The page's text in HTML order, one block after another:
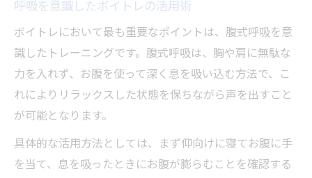
呼吸を意識したボイトレの活用術
ボイトレにおいて最も重要なポイントは、腹式呼吸を意
識したトレーニングです。腹式呼吸は、胸や肩に無駄な
力を入れず、お腹を使って深く息を吸い込む方法で、こ
れによりリラックスした状態を保ちながら声を出すこと
が可能となります。
具体的な活用方法としては、まず仰向けに寝てお腹に手
を当て、息を吸ったときにお腹が膨らむことを確認する